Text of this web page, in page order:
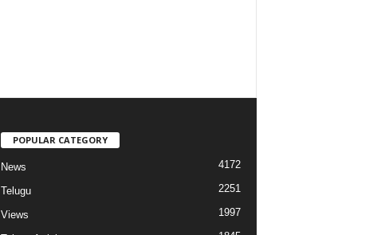
POPULAR CATEGORY
News 4172
Telugu 2251
Views 1997